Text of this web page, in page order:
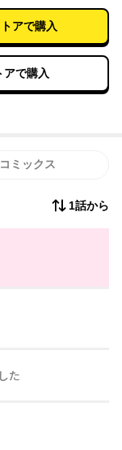
アで購入
アで購入
コミックス
1話から
た